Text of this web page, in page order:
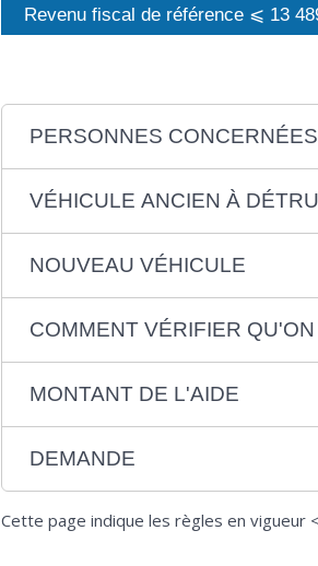
Revenu fiscal de référence ⩽ 13
PERSONNES CONCERNÉES
VÉHICULE ANCIEN À
NOUVEAU VÉHICULE
COMMENT VÉRIFIER
MONTANT DE L'AIDE
DEMANDE
Cette page indique les règles en vigueur